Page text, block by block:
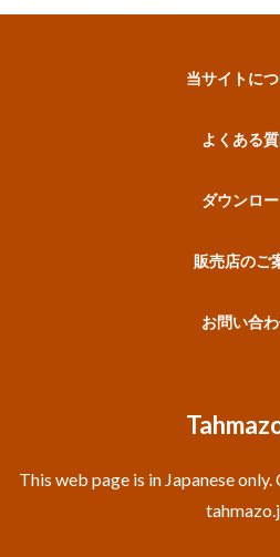
当サイトに
よくある
ダウンロ
販売店のご
お問い合
This web page is in Japanese